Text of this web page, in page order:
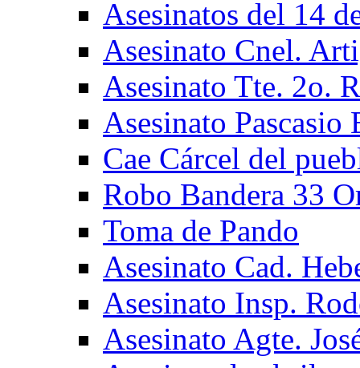
Asesinatos del 14
Asesinato Cnel.
Asesinato Tte. 2o.
Asesinato Pascasio
Cae Cárcel del
Robo Bandera 33
Toma de Pando
Asesinato Cad.
Asesinato Insp.
Asesinato Agte.